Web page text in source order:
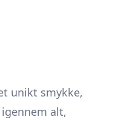
unikt smykke,
alt,